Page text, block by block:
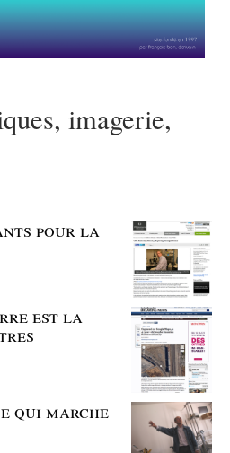
imagerie,
pour la
est la
qui marche